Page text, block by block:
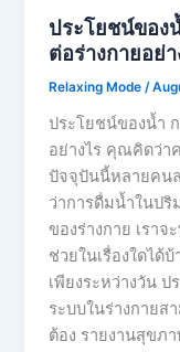
ประโยชน์ของ
ต่อร่างกายอย่า
Relaxing Mode/
ประโยชน์ของน้ำ
อย่างไร คุณคิดว่า
ปัจจุปันนี้หลายคน
ว่าการดื่มน้ำในป
ของร่างกาย เรา
ช่วยในเรื่องใดได้
เพียงระหว่างวัน
ระบบในร่างกายส
ต้อง รายงานสุขภ